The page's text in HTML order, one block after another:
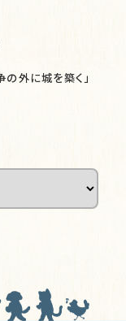
外に城を築く」